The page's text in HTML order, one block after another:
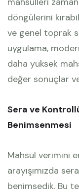
döngülerini
ve genel toprak
uygulama,
daha yüksek
değer sonuçlar
Sera ve
Benimsenmesi
Mahsul verimini
arayışımızda
benimsedik. Bu